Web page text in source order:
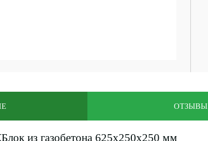
ОТЗЫВЫ
из газобетона 625x250x250 мм